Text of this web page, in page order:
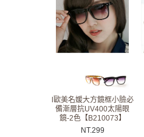
l歐美名媛大方鏡框小臉必
備漸層抗UV400太陽眼
鏡-2色【B210073】
NT.299